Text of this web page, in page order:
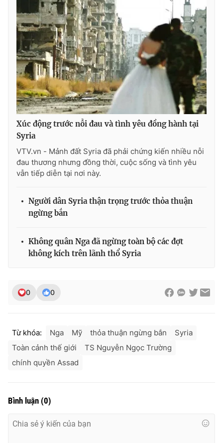
Xúc động trước nỗi đau và tình yêu đồng hành tại
Syria
VTV.vn - Mảnh đất Syria đã phải chứng kiến nhiều nỗi
đau thương nhưng đồng thời, cuộc sống và tình yêu
vẫn tiếp diễn tại nơi này.
Người dân Syria thận trọng trước thỏa thuận
ngừng bắn
Không quân Nga đã ngừng toàn bộ các đợt
không kích trên lãnh thổ Syria
0 0
Từ khóa: Nga Mỹ thỏa thuận ngừng bắn
Syria
Toàn cảnh thế giới
TS Nguyễn Ngọc Trường
chính quyền Assad
Bình luận (0)